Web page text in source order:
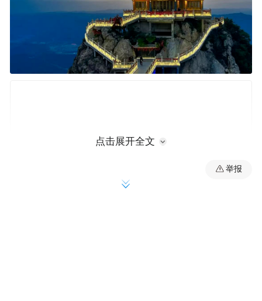
点击展开全文
举报